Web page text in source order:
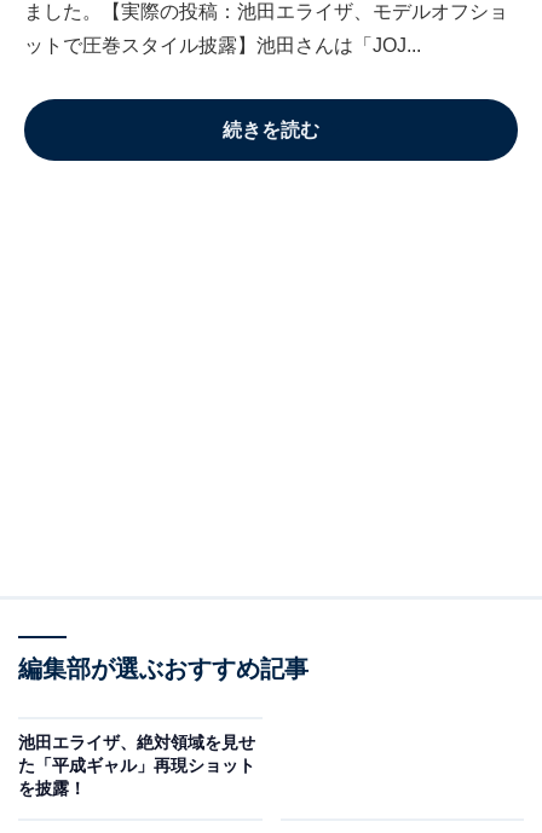
ました。【実際の投稿：池田エライザ、モデルオフショ
ットで圧巻スタイル披露】池田さんは「JOJ...
続きを読む
編集部が選ぶおすすめ記事
池田エライザ、絶対領域を見せ
た「平成ギャル」再現ショット
を披露！